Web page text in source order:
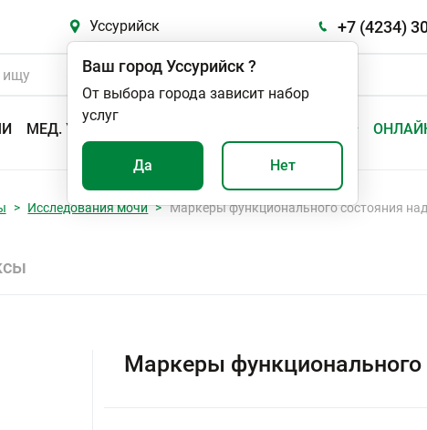
Уссурийск +7 (4234)
МЕД. УСЛУГИ
Ваш городУссурийск?
От выбора города зависит набор
услуг
Да Нет
Исследования мочи Маркеры функционального состояния
Маркеры функционального